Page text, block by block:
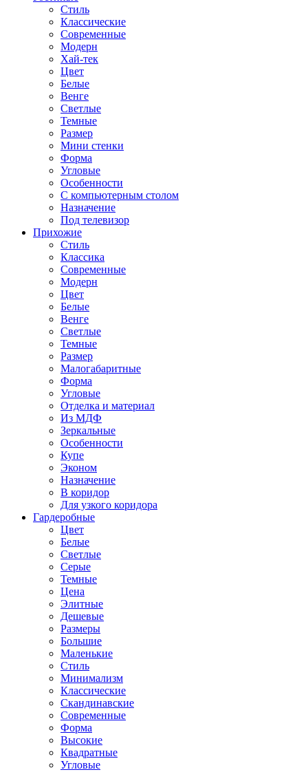
Стиль
Классические
Современные
Модерн
Хай-тек
Цвет
Белые
Венге
Светлые
Темные
Размер
Мини стенки
Форма
Угловые
Особенности
С компьютерным столом
Назначение
Под телевизор
Прихожие
Стиль
Классика
Современные
Модерн
Цвет
Белые
Венге
Светлые
Темные
Размер
Малогабаритные
Форма
Угловые
Отделка и материал
Из МДФ
Зеркальные
Особенности
Купе
Эконом
Назначение
В коридор
Для узкого коридора
Гардеробные
Цвет
Белые
Светлые
Серые
Темные
Цена
Элитные
Дешевые
Размеры
Большие
Маленькие
Стиль
Минимализм
Классические
Скандинавские
Современные
Форма
Высокие
Квадратные
Угловые